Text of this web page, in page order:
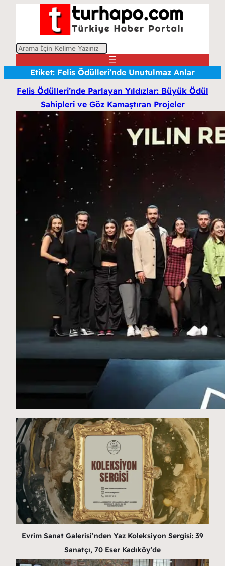
A
Etiket: Felis Ödülleri’nde Unutulmaz Anlar
Felis Ödülleri’nde Parlayan Yıldızlar: Büyük Ödül
Sahipleri ve Göz Kamaştıran Projeler
Evrim Sanat Galerisi’nden Yaz Koleksiyon Sergisi: 39
Sanatçı, 70 Eser Kadıköy’de